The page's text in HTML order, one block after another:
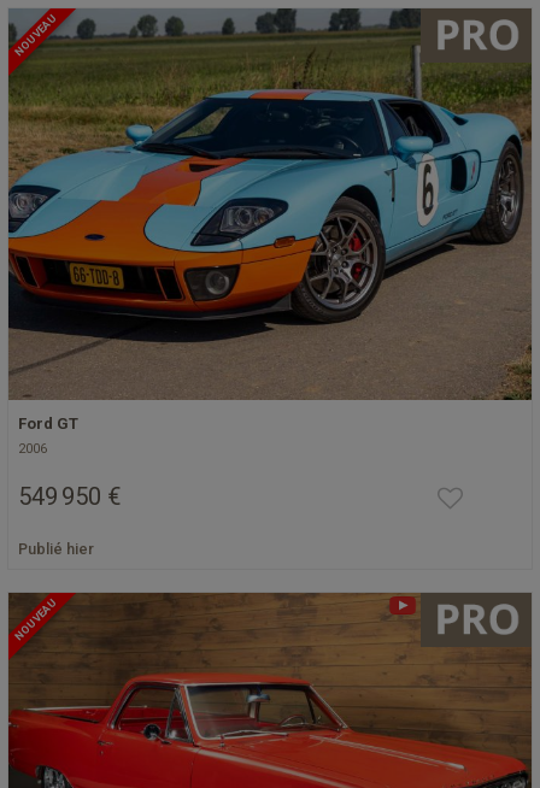
NOUVEAU
Ford GT
2006
549 950 €
Publié hier
NOUVEAU